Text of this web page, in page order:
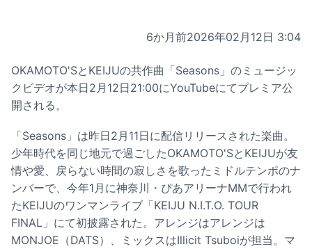
6か月前2026年02月12日 3:04
OKAMOTO'SとKEIJUの共作曲「Seasons」のミュージッ
クビデオが本日2月12日21:00にYouTubeにてプレミア公
開される。
「Seasons」は昨日2月11日に配信リリースされた楽曲。
少年時代を同じ地元で過ごしたOKAMOTO'SとKEIJUが友
情や愛、戻らない時間の寂しさを歌ったミドルテンポのナ
ンバーで、今年1月に神奈川・ぴあアリーナMMで行われ
たKEIJUのワンマンライブ「KEIJU N.I.T.O. TOUR
FINAL」にて初披露された。アレンジはアレンジは
MONJOE（DATS）、ミックスはIllicit Tsuboiが担当。マ